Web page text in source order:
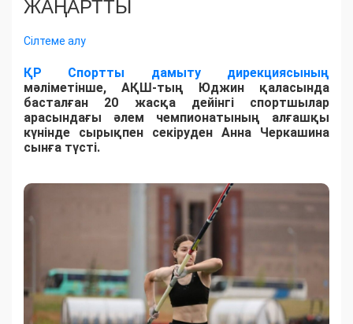
ЖАҢАРТТЫ
Сілтеме алу
ҚР Спортты дамыту дирекциясының
мәліметінше, АҚШ-тың Юджин қаласында
басталған 20 жасқа дейінгі спортшылар
арасындағы әлем чемпионатының алғашқы
күнінде сырықпен секіруден Анна Черкашина
сынға түсті.